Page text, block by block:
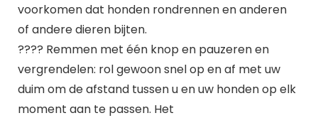
voorkomen dat honden rondrennen en anderen
of andere dieren bijten.
???? Remmen met één knop en pauzeren en
vergrendelen: rol gewoon snel op en af ​​met uw
duim om de afstand tussen u en uw honden op elk
moment aan te passen. Het